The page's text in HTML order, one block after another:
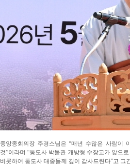
중앙종회의장 주경스님은 “매년 수많은 사람이
것”이라며 “통도사 박물관 개방형 수장고가 앞으
비롯하여 통도사 대중들께 깊이 감사드린다”고 그